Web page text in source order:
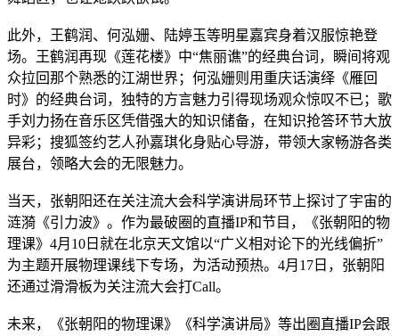
此外，王鹤润、何泓姗、陆婷玉等明星嘉宾身着汉服惊艳登
场。王鹤润再现《莲花楼》中“焦丽谯”的经典台词，瞬间将观
众拉回那个熟悉的江湖世界；何泓姗则用重庆话演绎《雁回
时》的经典台词，独特的方言魅力引得现场观众惊叹不已；歌
手刘力扬在音乐区凭借强大的知识储备，在知识抢答环节大放
异彩；搜狐签约艺人孙嘉琪化身贴心导游，带领大家畅游各类
展台，领略大会的无限魅力。
当天，张朝阳还在关注流大会科学演讲局环节上探讨了宇宙的
涟漪《引力波》。作为最破圈的直播IP和节目，《张朝阳的物
理课》4月10日就在北京天文馆以“广义相对论下的光线偏折”
为主题开展物理课线下专场，为活动预热。4月17日，张朝阳
还通过滑滑板为关注流大会打Call。
未来，《张朝阳的物理课》《科学演讲局》等出圈直播IP会跟